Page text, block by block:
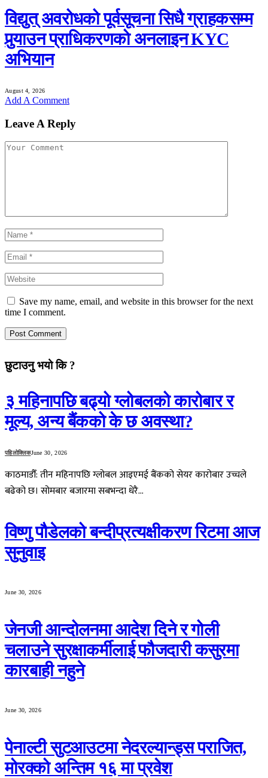
विद्युत् अवरोधको पूर्वसूचना सिधै ग्राहकसम्म
पुर्‍याउन प्राधिकरणको अनलाइन KYC
अभियान
August 4, 2026
Add A Comment
Leave A Reply
Save my name, email, and website in this browser for the next
time I comment.
छुटाउनु भयो कि ?
३ महिनापछि बढ्यो ग्लोबलको कारोबार र
मूल्य, अन्य बैंकको के छ अवस्था?
पहिलोक्लिकJune 30, 2026
काठमाडौँ: तीन महिनापछि ग्लोबल आइएमई बैंकको सेयर कारोबार उच्चले
बढेको छ। सोमबार बजारमा सबभन्दा धेरै…
विष्णु पौडेलको बन्दीप्रत्यक्षीकरण रिटमा आज
सुनुवाइ
June 30, 2026
जेनजी आन्दोलनमा आदेश दिने र गोली
चलाउने सुरक्षाकर्मीलाई फौजदारी कसुरमा
कारबाही नहुने
June 30, 2026
पेनाल्टी सुटआउटमा नेदरल्यान्ड्स पराजित,
मोरक्को अन्तिम १६ मा प्रवेश